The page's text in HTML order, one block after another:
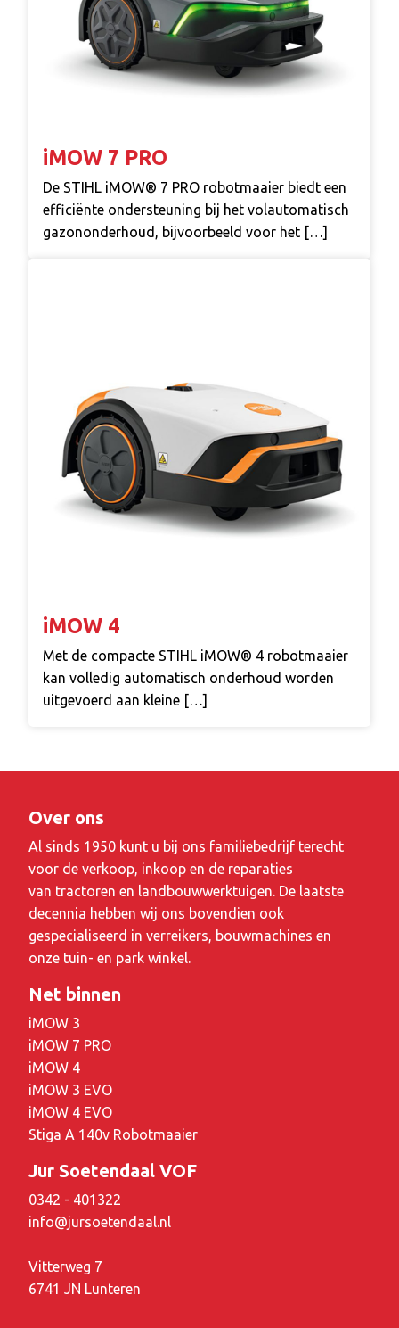
iMOW 7 PRO
De STIHL iMOW® 7 PRO robotmaaier biedt een
efficiënte ondersteuning bij het volautomatisch
gazononderhoud, bijvoorbeeld voor het […]
iMOW 4
Met de compacte STIHL iMOW® 4 robotmaaier
kan volledig automatisch onderhoud worden
uitgevoerd aan kleine […]
Over ons
Al sinds 1950 kunt u bij ons familiebedrijf terecht
voor de verkoop, inkoop en de reparaties
van tractoren en landbouwwerktuigen. De laatste
decennia hebben wij ons bovendien ook
gespecialiseerd in verreikers, bouwmachines en
onze tuin- en park winkel.
Net binnen
iMOW 3
iMOW 7 PRO
iMOW 4
iMOW 3 EVO
iMOW 4 EVO
Stiga A 140v Robotmaaier
Jur Soetendaal VOF
0342 - 401322
info@jursoetendaal.nl
Vitterweg 7
6741 JN Lunteren